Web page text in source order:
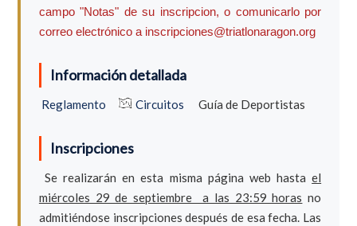
campo "Notas" de su inscripcion, o comunicarlo por
correo electrónico a inscripciones@triatlonaragon.org
Información detallada
Reglamento Circuitos Guía de Deportistas
Inscripciones
Se realizarán en esta misma página web hastael
miércoles 29 de septiembre a las 23:59 horas no
admitiéndose inscripciones después de esa fecha. Las